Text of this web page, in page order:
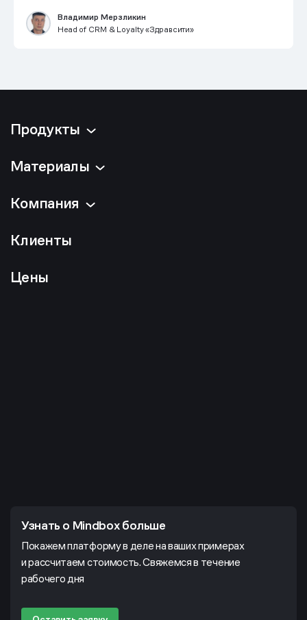
Владимир Мерзликин
Head of CRM & Loyalty «Здравсити»
Продукты
Материалы
Компания
Клиенты
Цены
Узнать о Mindbox больше
Покажем платформу в деле на ваших примерах
и рассчитаем стоимость. Свяжемся в течение
рабочего дня